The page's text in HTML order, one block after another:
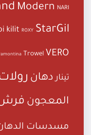
Modern NARI
kilit ROXY StarGil
Trowel VERO
تينار دهان
المعجون فرش
مسدسات